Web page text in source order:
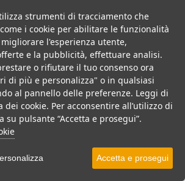
location esclusiva per gli amanti del
Residence
VEDI SU MAPPA
INFO STRUTTURA
APRI STRUTTURA
PREVENTIVO
strumenti di tracciamento che
i cookie per abilitare le funzionalità
l'esperienza utente,
e la pubblicità, effettuare analisi.
o rifiutare il tuo consenso ora
di più e personalizza" o in qualsiasi
al pannello delle preferenze. Leggi di
cookie. Per acconsentire all’utilizzo di
pulsante “Accetta e prosegui”.
Accetta e prosegui